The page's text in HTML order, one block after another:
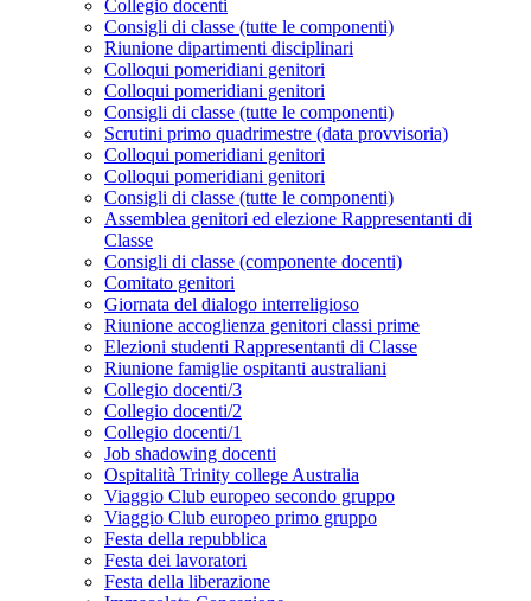
Collegio docenti
Consigli di classe (tutte le componenti)
Riunione dipartimenti disciplinari
Colloqui pomeridiani genitori
Colloqui pomeridiani genitori
Consigli di classe (tutte le componenti)
Scrutini primo quadrimestre (data provvisoria)
Colloqui pomeridiani genitori
Colloqui pomeridiani genitori
Consigli di classe (tutte le componenti)
Assemblea genitori ed elezione Rappresentanti di
Classe
Consigli di classe (componente docenti)
Comitato genitori
Giornata del dialogo interreligioso
Riunione accoglienza genitori classi prime
Elezioni studenti Rappresentanti di Classe
Riunione famiglie ospitanti australiani
Collegio docenti/3
Collegio docenti/2
Collegio docenti/1
Job shadowing docenti
Ospitalità Trinity college Australia
Viaggio Club europeo secondo gruppo
Viaggio Club europeo primo gruppo
Festa della repubblica
Festa dei lavoratori
Festa della liberazione